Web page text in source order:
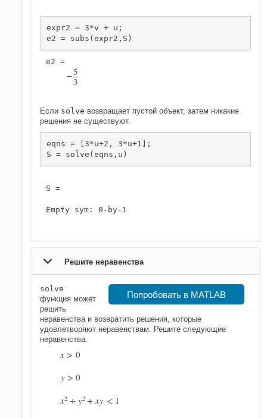
expr2 = 3*v + u;
e2 = subs(expr2,S)
−5
3
Если solve возвращает пустой объект, затем никакие
решения не существуют.
eqns = [3*u+2, 3*u+1];
S = solve(eqns,u)
S =
Empty sym: 0-by-1
Решите неравенства
Попробовать в MATLAB
solve
функция может
решить
неравенства и возвратить решения, которые
удовлетворяют неравенствам. Решите следующие
неравенства.
x> 0
y> 0
x2 +y2 +xy < 1